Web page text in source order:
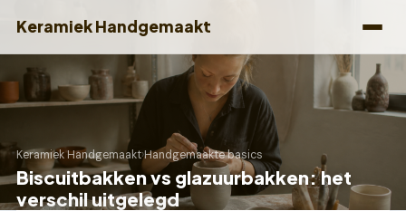
Keramiek Handgemaakt
Keramiek Handgemaakt›Handgemaakte basics
Biscuitbakken vs glazuurbakken: het
verschil uitgelegd